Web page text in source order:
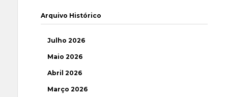
Arquivo Histórico
Julho 2026
Maio 2026
Abril 2026
Março 2026